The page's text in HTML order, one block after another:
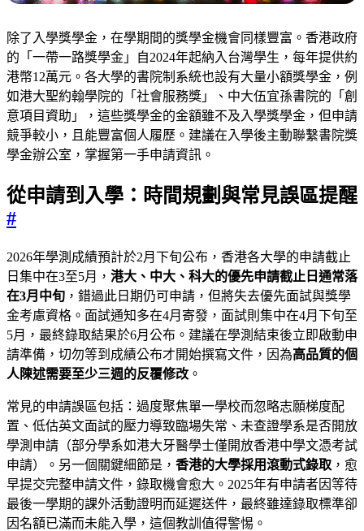
除了入學獎學金，在學期間的獎學金機會同樣豐富。香港政府
的「一帶一路獎學金」自2024年起納入台灣學生，每年提供約
港幣12萬元。各大學的書院制系統也設有大量小額獎學金，例
如港大聖約翰學院的「社會服務獎」、中大伍宜孫書院的「創
意項目資助」，這些獎學金的金額雖不及入學獎學金，但申請
競爭較小，且能豐富個人履歷。建議在入學後主動聯繫書院獎
學金辦公室，掌握第一手申請資訊。
從申請到入學：時間規劃與常見誤區提醒
#
2026年學測成績預計於2月下旬公布，香港各大學的申請截止
日集中在3至5月， 港大、中大、科大的優先申請截止日通常落
在3月中旬 ，錯過此日期仍可申請，但將失去優先面試與獎學
金考慮資格。面試通知多在4月寄發，面試則集中在4月下旬至
5月，最終錄取結果於6月公布。建議在學測結束後立即啟動申
請準備，切勿等到成績公布才開始撰寫文件，因為高品質的個
人陳述需要至少三週的反覆修改 。
常見的申請誤區包括：過度聚焦單一學校而忽略志願梯度配
置、低估英文面試的壓力導致臨場失常、未查證學系是否開放
學測申請（部分學系如港大牙醫學士僅開放香港中學文憑考試
申請）。另一個關鍵細節是， 香港的大學採用滾動式錄取 ，愈
早提交完整申請文件，錄取機會愈大。2025年有申請者因等待
最後一學期的課外活動證明而延遲送件，最終雖達錄取標準卻
因名額已滿而未能入學，這個教訓值得警惕。